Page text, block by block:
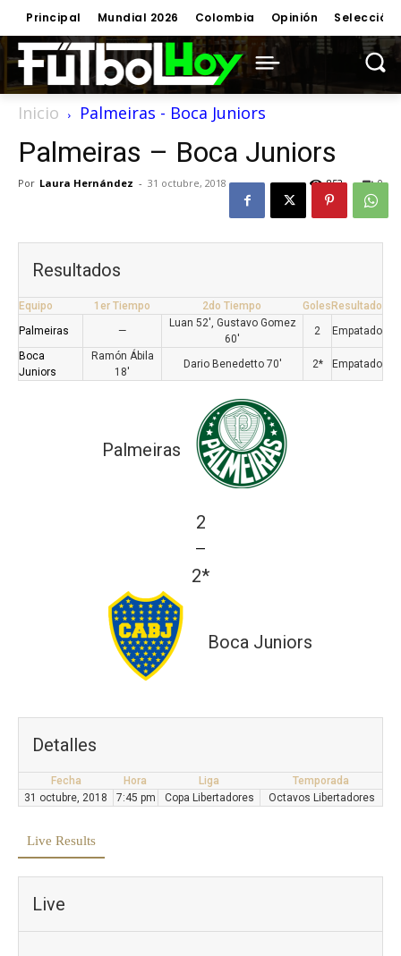
Principal Mundial 2026 Colombia Opinión Selección
Inicio Palmeiras - Boca Juniors
Palmeiras – Boca Juniors
Por Laura Hernández - 31 octubre, 2018 0
852
Resultados
Equipo 1er Tiempo 2do Tiempo Goles Resultado
Palmeiras
—
Luan 52', Gustavo Gomez
60'
2
Empatado
Boca
Juniors
Ramón Ábila
18'
Dario Benedetto 70' 2* Empatado
Palmeiras
2
—
2*
Boca Juniors
Detalles
Fecha Hora Liga
Temporada
31 octubre, 2018
7:45 pm Copa Libertadores Octavos Libertadores
Live Results
Live